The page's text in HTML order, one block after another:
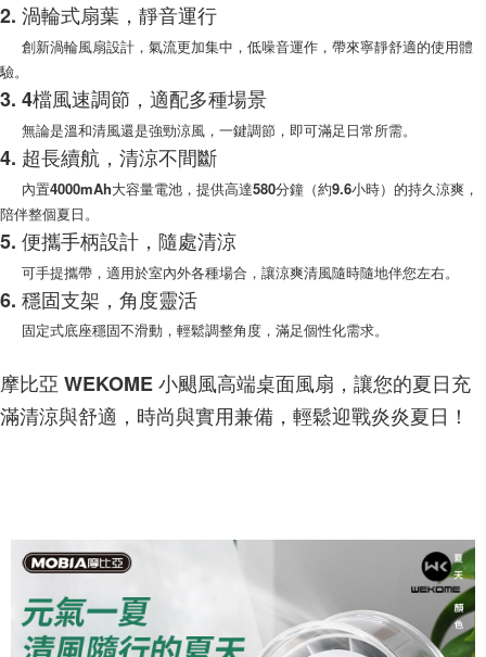
購買商品的店家。未經商家同意取消之訂單仍視為有效，需透過AFTEE先享
後付繳納相關費用。
※ 交易是否成功請以「AFTEE先享後付 」之結帳頁面顯示為準，若有關於
客戶支援中心」https://netprotections.freshdesk.com/support/home
【注意事項】
１．透過由恩沛科技股份有限公司提供之「AFTEE先享後付」服務完成之交
權轉讓予恩沛科技股份有限公司。
２．關於個人資料處理事宜，請瀏覽以下網址：
https://aftee.tw/terms/#terms3
３．未成年的使用者請事先徵得法定代理人或監護人之同意方可使用
「AFTEE先享後付」，若未經同意申辦者引起之損失，本公司不負相關責
任。
４．使用「AFTEE先享後付」時，將依據個別帳號之用戶狀況，依本公司即
時審查核予不同之上限額度；若仍有額度不足之情形，本公司將視審查結果
恩沛科技股份有限公司將有權停止該用戶之使用額度並採取法律行動。
每筆NT$100，滿NT$999(含以上)免運費
(郵局)離島宅配
每筆NT$200，滿NT$1,500(含以上)免運費
2. 渦輪式扇葉，靜音運行
創新渦輪風扇設計，氣流更加集中，低噪音運作，帶來寧靜舒適的使用體
驗。
3. 4檔風速調節，適配多種場景
無論是溫和清風還是強勁涼風，一鍵調節，即可滿足日常所需。
4. 超長續航，清涼不間斷
內置4000mAh大容量電池，提供高達580分鐘（約9.6小時）的持久涼爽，
陪伴整個夏日。
5. 便攜手柄設計，隨處清涼
可手提攜帶，適用於室內外各種場合，讓涼爽清風隨時隨地伴您左右。
6. 穩固支架，角度靈活
固定式底座穩固不滑動，輕鬆調整角度，滿足個性化需求。
摩比亞 WEKOME 小颶風高端桌面風扇，讓您的夏日充
滿清涼與舒適，時尚與實用兼備，輕鬆迎戰炎炎夏日！